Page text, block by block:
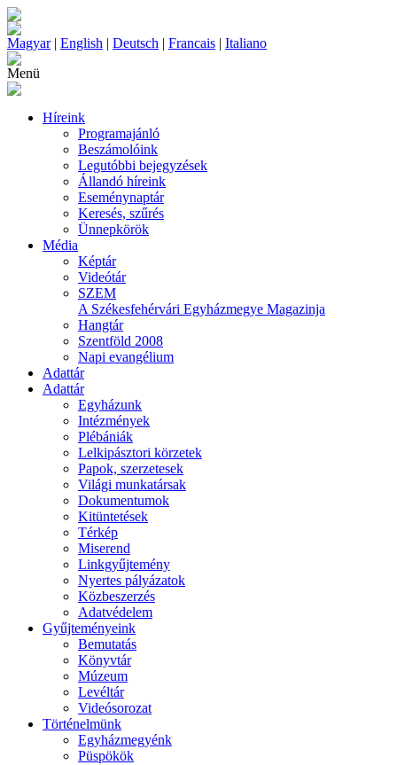
Magyar| English | Deutsch | Francais | Italiano
Menü
Híreink
Programajánló
Beszámolóink
Legutóbbi bejegyzések
Állandó híreink
Eseménynaptár
Keresés, szűrés
Ünnepkörök
Média
Képtár
Videótár
SZEM
A Székesfehérvári Egyházmegye Magazinja
Hangtár
Szentföld 2008
Napi evangélium
Adattár
Adattár
Egyházunk
Intézmények
Plébániák
Lelkipásztori körzetek
Papok, szerzetesek
Világi munkatársak
Dokumentumok
Kitüntetések
Térkép
Miserend
Linkgyűjtemény
Nyertes pályázatok
Közbeszerzés
Adatvédelem
Gyűjteményeink
Bemutatás
Könyvtár
Múzeum
Levéltár
Videósorozat
Történelmünk
Egyházmegyénk
Püspökök